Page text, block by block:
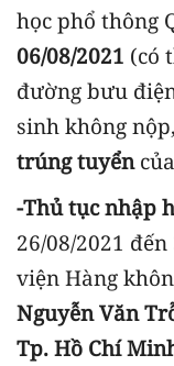
học phổ thông
06/08/2021 (có
đường bưu
sinh không nộp,
trúng tuyển
-Thủ tục nhập
26/08/2021
viện Hàng
Nguyễn Văn
Tp. Hồ Chí